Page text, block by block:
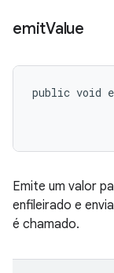
emitValue
public void
Emite um valor
enfileirado e
é chamado.